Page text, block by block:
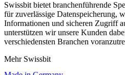
Swissbit bietet branchenführende
für zuverlässige Datenspeicherung,
Informationen und sicheren Zugriff
unterstützen wir unsere Kunden
verschiedensten Branchen
Mehr Swissbit